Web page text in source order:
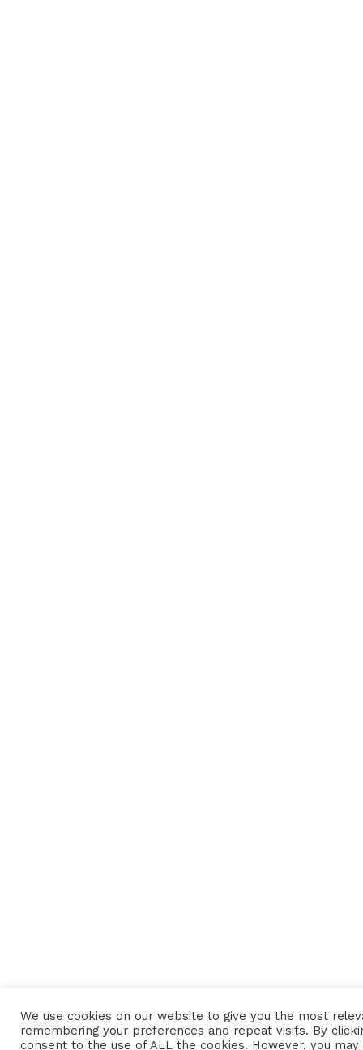
We use cookies on our website to give you the most
remembering your preferences and repeat visits. By
consent to the use of ALL the cookies. However, you may